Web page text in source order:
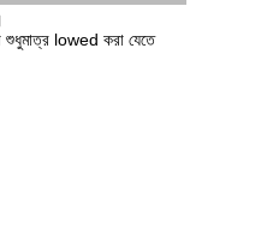
শুধুমাত্র lowed করা যেতে